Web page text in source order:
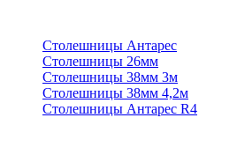
Столешницы Антарес
Столешницы 26мм
Столешницы 38мм 3м
Столешницы 38мм 4,2м
Столешницы Антарес R4